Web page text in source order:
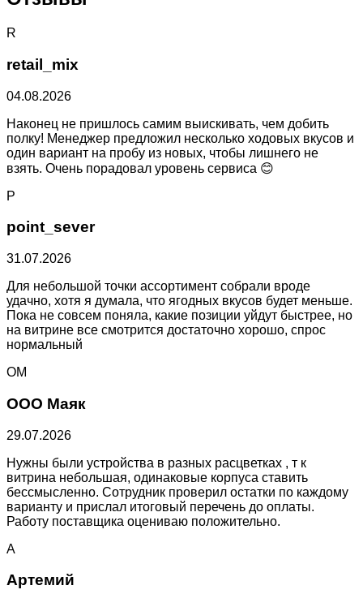
R
retail_mix
04.08.2026
Наконец не пришлось самим выискивать, чем добить
полку! Менеджер предложил несколько ходовых вкусов и
один вариант на пробу из новых, чтобы лишнего не
взять. Очень порадовал уровень сервиса 😊
P
point_sever
31.07.2026
Для небольшой точки ассортимент собрали вроде
удачно, хотя я думала, что ягодных вкусов будет меньше.
Пока не совсем поняла, какие позиции уйдут быстрее, но
на витрине все смотрится достаточно хорошо, спрос
нормальный
ОМ
ООО Маяк
29.07.2026
Нужны были устройства в разных расцветках , т к
витрина небольшая, одинаковые корпуса ставить
бессмысленно. Сотрудник проверил остатки по каждому
варианту и прислал итоговый перечень до оплаты.
Работу поставщика оцениваю положительно.
А
Артемий